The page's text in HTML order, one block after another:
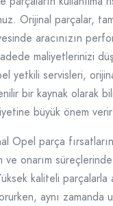
Orijinal parçalar,
aracınızın
maliyetlerinizi
yetkili servisleri,
bir kaynak olarak
büyük önem verir.
Opel parça
ve onarım
kaliteli parçalarla
aynı zamanda